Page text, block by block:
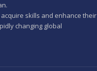
skills and enhance their
changing global